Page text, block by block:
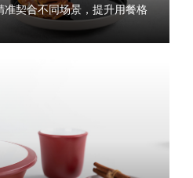
契合不同场景，提升用餐格